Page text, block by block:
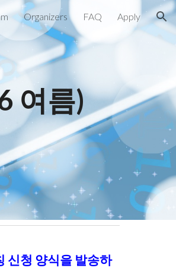
Organizers FAQ Apply
여름)
신청 양식을 발송하